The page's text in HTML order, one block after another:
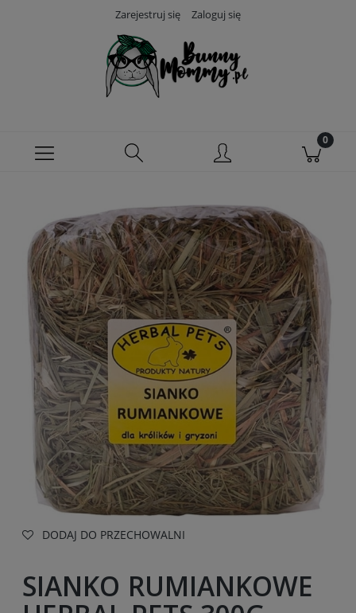
Zarejestruj się Zaloguj się
DODAJ DO PRZECHOWALNI
SIANKO RUMIANKOWE